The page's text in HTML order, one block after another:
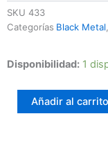
SKU 433
Categorías Black Metal,
Disponibilidad: 1
Sangraal
Unearthly
cantidad
Añadir al carrito